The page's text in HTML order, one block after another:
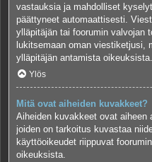
vastauksia ja mahdolliset
päättyneet automaattisesti.
ylläpitäjän tai foorumin valvojan
lukitsemaan oman viestiketjusi,
ylläpitäjän antamista oikeuksista.
Ylös
Mitä ovat aiheiden kuvakkeet?
Aiheiden kuvakkeet ovat
joiden on tarkoitus kuvastaa
käyttöoikeudet riippuvat
oikeuksista.